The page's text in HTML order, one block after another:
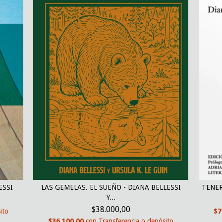
LAS GEMELAS. EL SUEÑO - DIANA BELLESSI
Y...
$38.000,00